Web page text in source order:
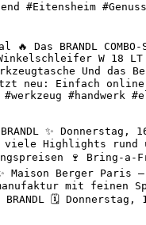
#Eitensheim
Das BRANDL
W 18 LT
Und
neu: Einfach
#handwerk
✨
viele Highlights rund
🍷 Bring-a-
Berger Paris
mit feinen